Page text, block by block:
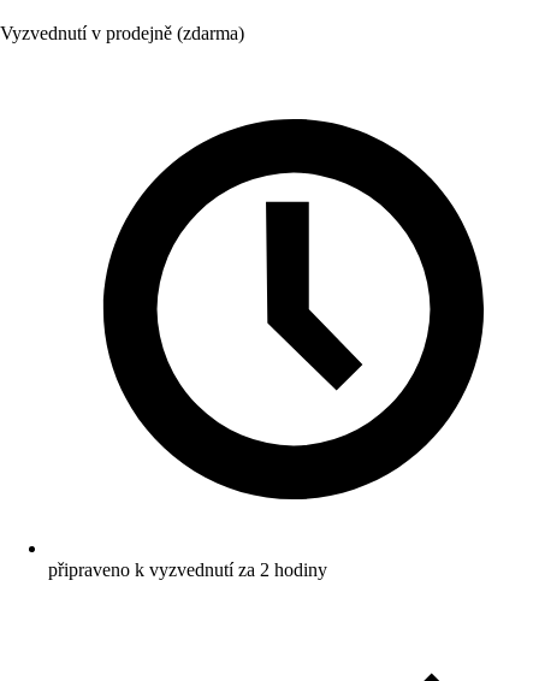
Vyzvednutí v prodejně (zdarma)
připraveno k vyzvednutí za 2 hodiny